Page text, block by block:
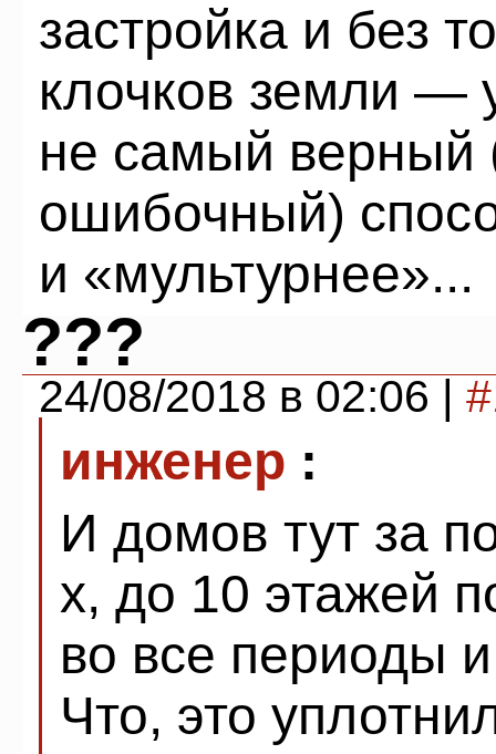
застройка и без
клочков земли —
не самый верный
ошибочный)
и «мультурнее»...
???
24/08/2018 в 02:06 |
инженер :
И домов тут за
х, до 10 этажей
во все периоды
Что, это